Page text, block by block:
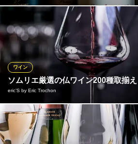
シェフが自らが作りだすお料理との相性
ワインの数々。乾杯はぜひスパークリン
肉料理に合う赤ワインをはじめ、厳選し
意。飲み比べるもよし、好みのワインを
ご利用シーンでお楽しみ頂けます。
SPICE BISTRO B ～丸ビル～
地下鉄千代田線二重橋前〈丸の内〉駅 徒
東京都千代田区丸の内2-4-1 丸ビル5F
ソムリエ厳選の仏ワイン200種取揃え
eric’S by Eric Trochon
ワイン
当店ソムリエが、料理と相性を考え厳選し
みを約200種ほど取揃えております。お気
も豊富にご用意。徹底した品質管理のも